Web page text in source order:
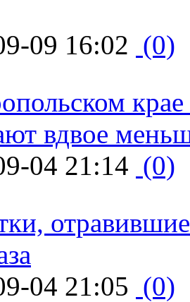
09 16:02 (0)
вдвое
04 21:14 (0)
04 21:05 (0)